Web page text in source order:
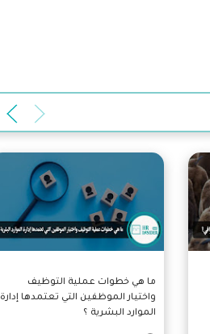
ما هي خطوات عملية التوظيف
واختيار الموظفين التي تعتمدها إدارة
الموارد البشرية ؟